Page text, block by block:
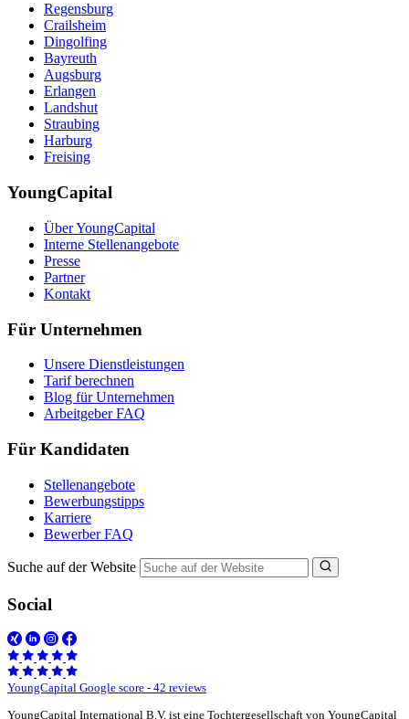
Regensburg
Crailsheim
Dingolfing
Bayreuth
Augsburg
Erlangen
Landshut
Straubing
Harburg
Freising
YoungCapital
Über YoungCapital
Interne Stellenangebote
Presse
Partner
Kontakt
Für Unternehmen
Unsere Dienstleistungen
Tarif berechnen
Blog für Unternehmen
Arbeitgeber FAQ
Für Kandidaten
Stellenangebote
Bewerbungstipps
Karriere
Bewerber FAQ
Suche auf der Website
Social
YoungCapital Google score - 42 reviews
YoungCapital International B.V. ist eine Tochtergesellschaft von YoungCapital